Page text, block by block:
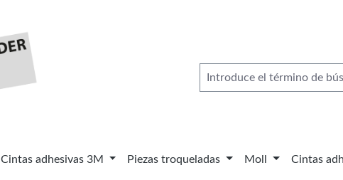
Cintas adhesivas 3M Piezas troqueladas Moll Cintas